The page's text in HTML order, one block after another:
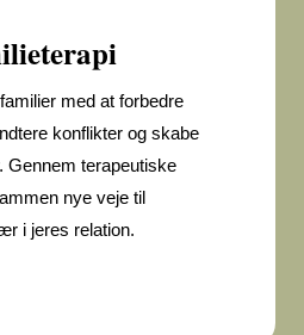
med at forbedre
konflikter og skabe
Gennem terapeutiske
nye veje til
i jeres relation.